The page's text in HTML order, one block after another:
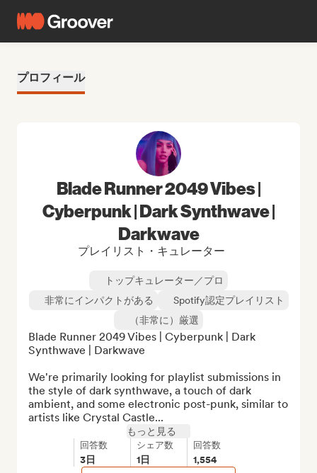
プロフィール
Blade Runner 2049 Vibes |
Cyberpunk | Dark Synthwave |
Darkwave
プレイリスト・キュレーター
トップキュレーター／プロ
非常にインパクトがある
Spotify認定プレイリスト
（非常に）厳選
Blade Runner 2049 Vibes | Cyberpunk | Dark
Synthwave | Darkwave
We're primarily looking for playlist submissions in
the style of dark synthwave, a touch of dark
ambient, and some electronic post-punk, similar to
artists like Crystal Castle...
もっと見る
回答数
3日
シェア数
1日
回答数
1,554